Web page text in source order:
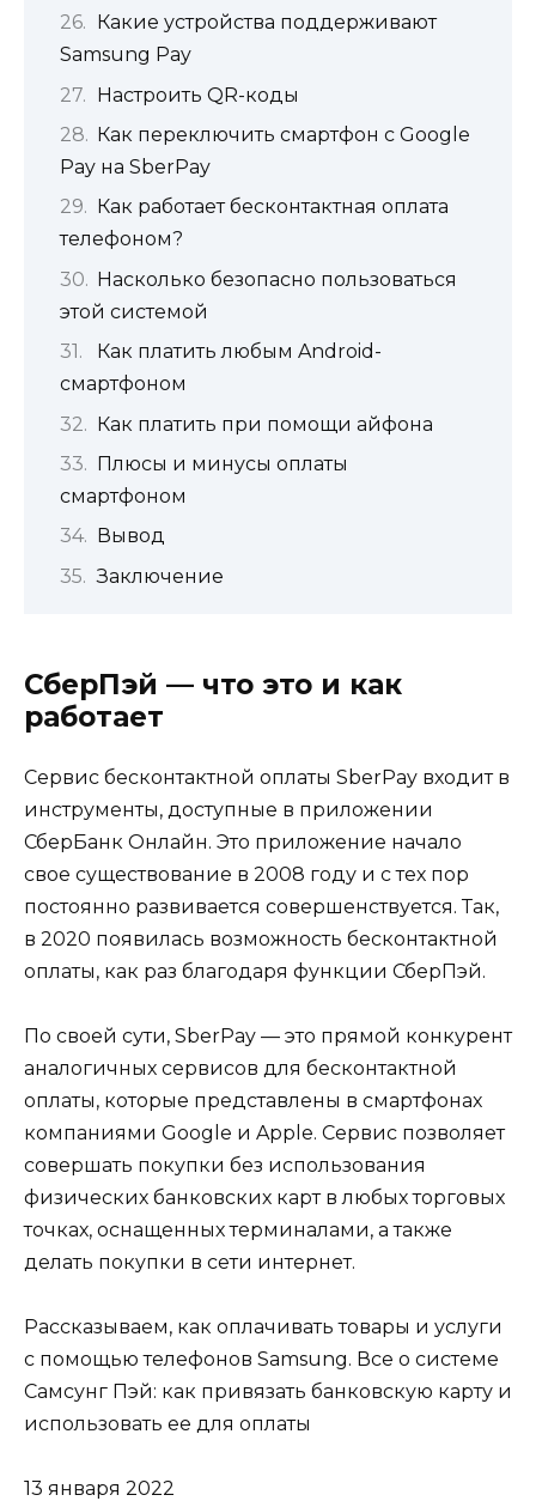
Какие устройства поддерживают
Samsung Pay
Настроить QR-коды
Как переключить смартфон с Google
Pay на SberPay
Как работает бесконтактная оплата
телефоном?
Насколько безопасно пользоваться
этой системой
Как платить любым Android-
смартфоном
Как платить при помощи айфона
Плюсы и минусы оплаты
смартфоном
Вывод
Заключение
СберПэй — что это и как
работает
Сервис бесконтактной оплаты SberPay входит в
инструменты, доступные в приложении
СберБанк Онлайн. Это приложение начало
свое существование в 2008 году и с тех пор
постоянно развивается совершенствуется. Так,
в 2020 появилась возможность бесконтактной
оплаты, как раз благодаря функции СберПэй.
По своей сути, SberPay — это прямой конкурент
аналогичных сервисов для бесконтактной
оплаты, которые представлены в смартфонах
компаниями Google и Apple. Сервис позволяет
совершать покупки без использования
физических банковских карт в любых торговых
точках, оснащенных терминалами, а также
делать покупки в сети интернет.
Рассказываем, как оплачивать товары и услуги
с помощью телефонов Samsung. Все о системе
Самсунг Пэй: как привязать банковскую карту и
использовать ее для оплаты
13 января 2022